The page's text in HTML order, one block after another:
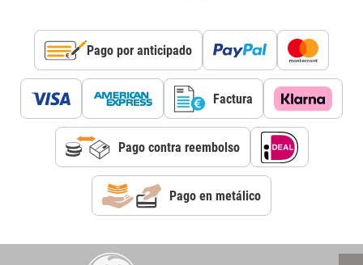
Pago por anticipado
Factura
Pago contra reembolso
Pago en metálico